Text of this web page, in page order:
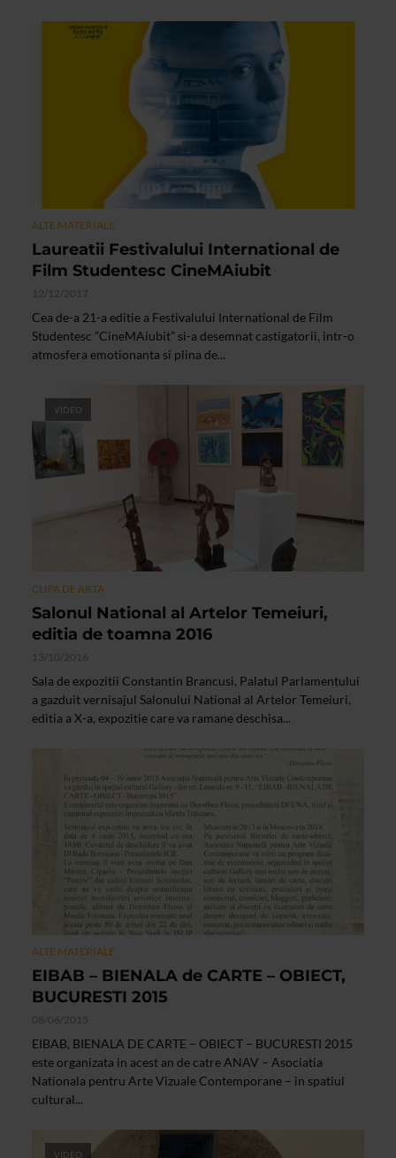
ALTE MATERIALE
Laureatii Festivalului International de
Film Studentesc CineMAiubit
12/12/2017
Cea de-a 21-a editie a Festivalului International de Film
Studentesc ”CineMAiubit” si-a desemnat castigatorii, intr-o
atmosfera emotionanta si plina de...
VIDEO
CLIPA DE ARTA
Salonul National al Artelor Temeiuri,
editia de toamna 2016
13/10/2016
Sala de expozitii Constantin Brancusi, Palatul Parlamentului
a gazduit vernisajul Salonului National al Artelor Temeiuri,
editia a X-a, expozitie care va ramane deschisa...
ALTE MATERIALE
EIBAB – BIENALA de CARTE – OBIECT,
BUCURESTI 2015
08/06/2015
EIBAB, BIENALA DE CARTE – OBIECT – BUCURESTI 2015
este organizata in acest an de catre ANAV – Asociatia
Nationala pentru Arte Vizuale Contemporane – in spatiul
cultural...
VIDEO